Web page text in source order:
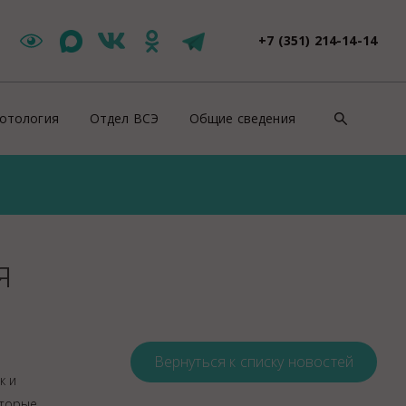
+7 (351) 214-14-14
ситуация
цен
документы на животных
мероприятия
Отдел ВСЭ
Новости ВСЭ
Общие сведения
Нормативно-правовые
Вакансии
Вернуться к списку новостей
и